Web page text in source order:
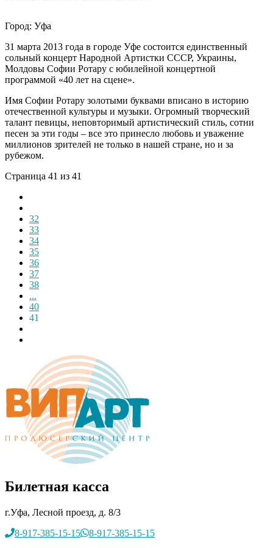
Город: Уфа
31 марта 2013 года в городе Уфе состоится единственный
сольный концерт Народной Артистки СССР, Украины,
Молдовы Софии Ротару с юбилейной концертной
программой «40 лет на сцене».
Имя Софии Ротару золотыми буквами вписано в историю
отечественной культуры и музыки. Огромный творческий
талант певицы, неповторимый артистический стиль, сотни
песен за эти годы – все это принесло любовь и уважение
миллионов зрителей не только в нашей стране, но и за
рубежом.
Страница 41 из 41
32
33
34
35
36
37
38
...
40
41
Билетная касса
г.Уфа, Лесной проезд, д. 8/3
8-917-385-15-15
8-917-385-15-15